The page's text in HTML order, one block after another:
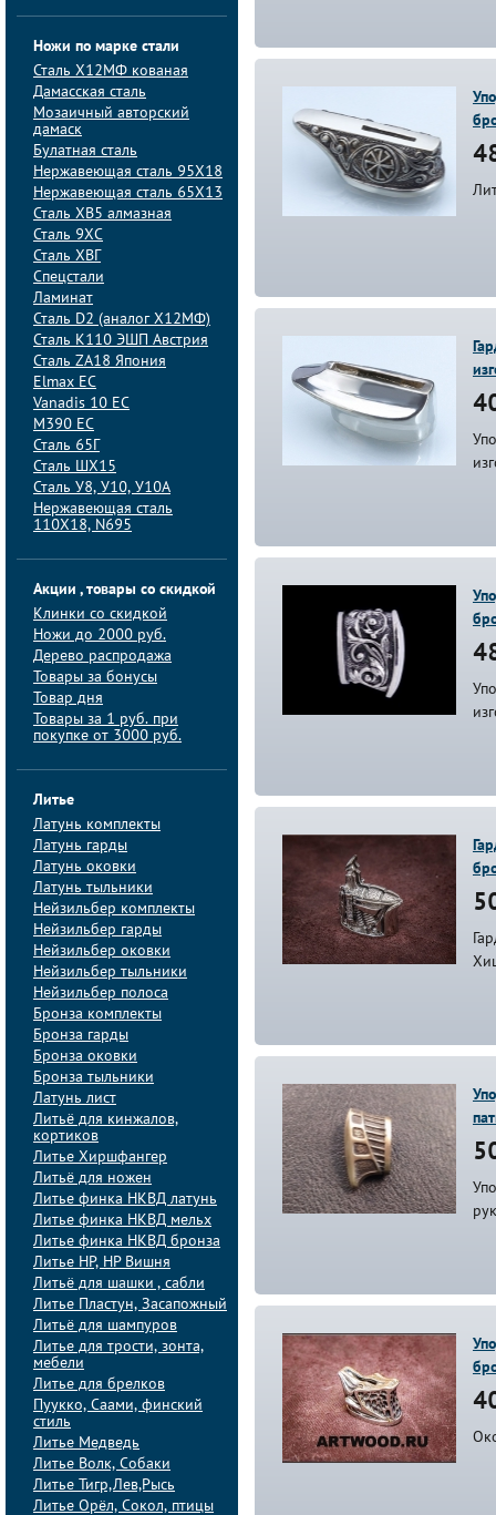
Ножи по марке стали
Сталь Х12МФ кованая
Дамасская сталь
Мозаичный авторский
дамаск
Булатная сталь
Нержавеющая сталь 95Х18
Нержавеющая сталь 65Х13
Сталь ХВ5 алмазная
Сталь 9ХС
Сталь ХВГ
Спецстали
Ламинат
Сталь D2 (аналог Х12МФ)
Сталь K110 ЭШП Австрия
Сталь ZA18 Япония
Elmax ЕС
Vanadis 10 ЕС
M390 ЕС
Сталь 65Г
Сталь ШХ15
Сталь У8, У10, У10А
Нержавеющая сталь
110Х18, N695
Акции , товары со скидкой
Клинки со скидкой
Ножи до 2000 руб.
Дерево распродажа
Товары за бонусы
Товар дня
Товары за 1 руб. при
покупке от 3000 руб.
Литье
Латунь комплекты
Латунь гарды
Латунь оковки
Латунь тыльники
Нейзильбер комплекты
Нейзильбер гарды
Нейзильбер оковки
Нейзильбер тыльники
Нейзильбер полоса
Бронза комплекты
Бронза гарды
Бронза оковки
Бронза тыльники
Латунь лист
Литьё для кинжалов,
кортиков
Литье Хиршфангер
Литьё для ножен
Литье финка НКВД латунь
Литье финка НКВД мельх
Литье финка НКВД бронза
Литье НР, НР Вишня
Литьё для шашки , сабли
Литье Пластун, Засапожный
Литьё для шампуров
Литье для трости, зонта,
мебели
Литье для брелков
Пуукко, Саами, финский
стиль
Литье Медведь
Литье Волк, Собаки
Литье Тигр,Лев,Рысь
Литье Орёл, Сокол, птицы